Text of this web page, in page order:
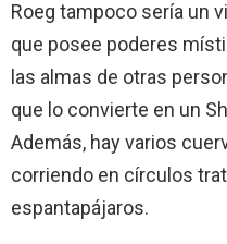
Roeg tampoco sería un
que posee poderes
las almas de otras
que lo convierte en un
Además, hay varios
corriendo en círculos
espantapájaros.